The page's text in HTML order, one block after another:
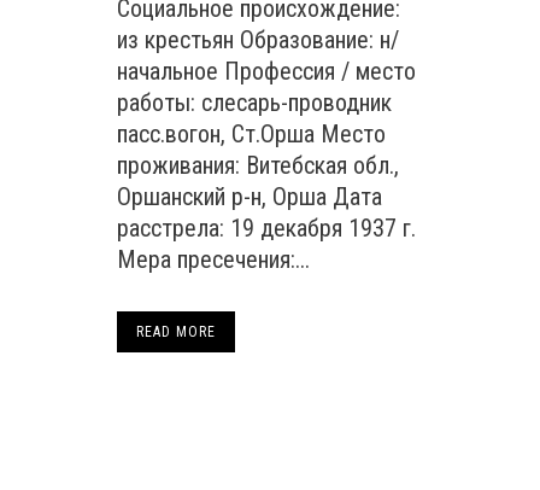
Социальное происхождение:
из крестьян Образование: н/
начальное Профессия / место
работы: слесарь-проводник
пасс.вогон, Ст.Орша Место
проживания: Витебская обл.,
Оршанский р-н, Орша Дата
расстрела: 19 декабря 1937 г.
Мера пресечения:...
READ MORE